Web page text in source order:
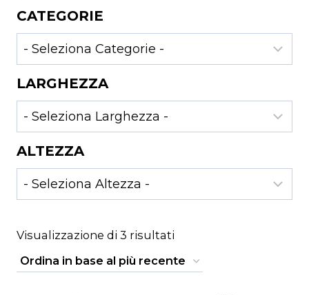
Visualizzazione di 3 risultati
in
base
CATEGORIE
LARGHEZZA
ALTEZZA